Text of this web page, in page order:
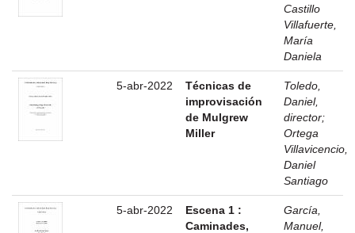
Castillo
Villafuerte,
María
Daniela
5-abr-2022
Técnicas de
improvisación
de Mulgrew
Miller
Toledo,
Daniel,
director;
Ortega
Villavicencio,
Daniel
Santiago
5-abr-2022
Escena 1 :
Caminades,
García,
Manuel,